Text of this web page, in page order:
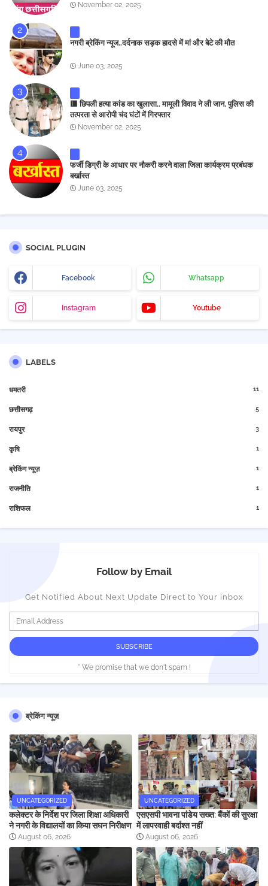
November 02, 2025
नगरी ब्रेकिंग न्यूज..दर्दनाक सड़क हादसे में मां और बेटे की मौत
June 03, 2025
🟥 छिपली हत्या कांड का खुलासा.. मामूली विवाद ने ली जान, पुलिस की
तत्परता से आरोपी चंद घंटों में गिरफ्तार
November 02, 2025
फर्जी डिग्री के आधार पर नौकरी करने वाला जिला कार्यक्रम प्रबंधक
बर्खास्त
June 03, 2025
SOCIAL PLUGIN
Facebook Whatsapp
Instagram Youtube
LABELS
धमतरी 11
छत्तीसगढ़ 5
रायपुर 3
कृषि 1
ब्रेकिंग न्यूज़ 1
राजनीति 1
राशिफल 1
Follow by Email
Get Notified About Next Update Direct to Your inbox
* We promise that we don't spam !
ब्रेकिंग न्यूज़
UNCATEGORIZED
कलेक्टर के निर्देश पर जिला शिक्षा अधिकारी
ने नगरी के विद्यालयों का किया सघन निरीक्षण
August 06, 2026
UNCATEGORIZED
एसएसपी भावना पांडेय सख्त: बैंकों की सुरक्षा
में लापरवाही बर्दाश्त नहीं
August 06, 2026